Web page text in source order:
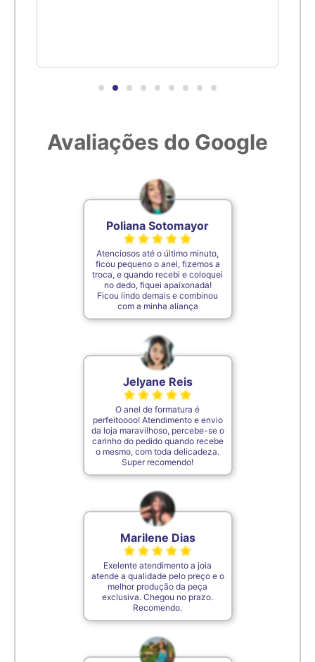
Avaliações do Google
Poliana Sotomayor
Atenciosos até o último minuto,
ficou pequeno o anel, fizemos a
troca, e quando recebi e coloquei
no dedo, fiquei apaixonada!
Ficou lindo demais e combinou
com a minha aliança
Jelyane Reis
O anel de formatura é
perfeitoooo! Atendimento e envio
da loja maravilhoso, percebe-se o
carinho do pedido quando recebe
o mesmo, com toda delicadeza.
Super recomendo!
Marilene Dias
Exelente atendimento a joia
atende a qualidade pelo preço e o
melhor produção da peça
exclusiva. Chegou no prazo.
Recomendo.